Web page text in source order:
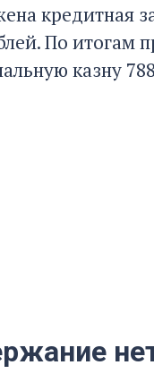
кредитная
По итогам
казну